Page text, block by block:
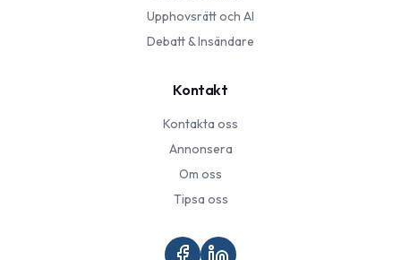
Upphovsrätt och AI
Debatt & Insändare
Kontakt
Kontakta oss
Annonsera
Om oss
Tipsa oss